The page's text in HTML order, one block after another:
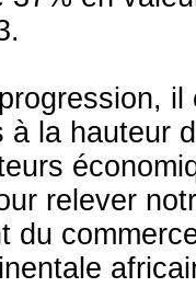
la hauteur
relever
du